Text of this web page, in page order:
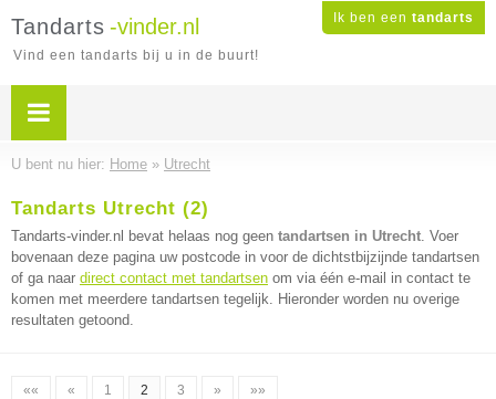
Ik ben een tandarts
Tandarts -vinder.nl
Vind een tandarts bij u in de buurt!
U bent nu hier: Home » Utrecht
Tandarts Utrecht (2)
Tandarts-vinder.nl bevat helaas nog geen tandartsen in Utrecht. Voer
bovenaan deze pagina uw postcode in voor de dichtstbijzijnde tandartsen
of ga naar direct contact met tandartsen om via één e-mail in contact te
komen met meerdere tandartsen tegelijk. Hieronder worden nu overige
resultaten getoond.
«« « 1 2 3 » »»